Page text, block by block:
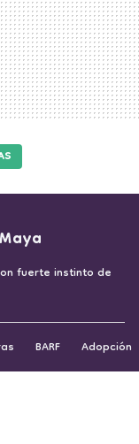
fuerte instinto de
BARF Adopción